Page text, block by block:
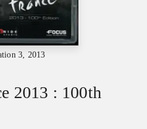
3, 2013
2013 : 100th